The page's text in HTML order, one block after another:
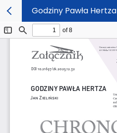
Godziny Pawła Hertza